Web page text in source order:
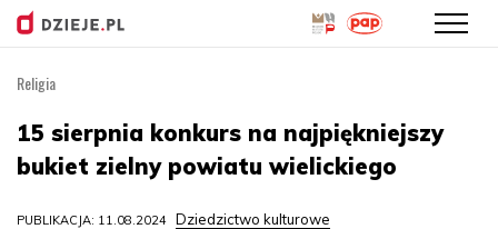
treści
Religia
15 sierpnia konkurs na najpiękniejszy
bukiet zielny powiatu wielickiego
PUBLIKACJA: 11.08.2024 Dziedzictwo kulturowe